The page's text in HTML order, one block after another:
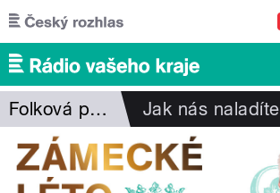
Přejít k hlavnímu obsahu
Folková pohlazení Jak nás naladíte